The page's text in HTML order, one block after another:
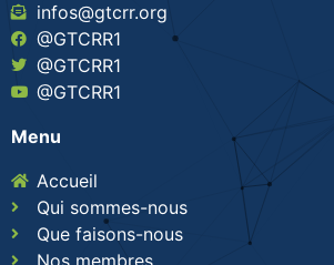
infos@gtcrr.org
@GTCRR1
@GTCRR1
@GTCRR1
Menu
Accueil
Qui sommes-nous
Que faisons-nous